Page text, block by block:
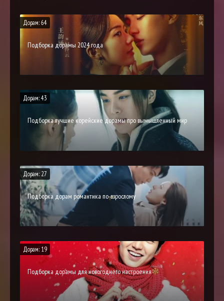
Дорам: 64
Подборка дорамы 2024 года
Дорам: 43
Подборка лучшие корейские дорамы про вымышленный мир
Дорам: 27
Подборка дорам романтика по-взрослому
Дорам: 19
Подборка дорамы для новогоднего настроения